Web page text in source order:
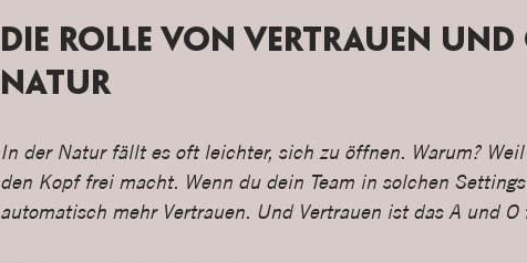
Die Rolle von Vertrauen
Natur
In der Natur fällt es oft leichter, sich zu öffnen. Warum?
den Kopf frei macht. Wenn du dein Team in solchen
automatisch mehr Vertrauen. Und Vertrauen ist das A und